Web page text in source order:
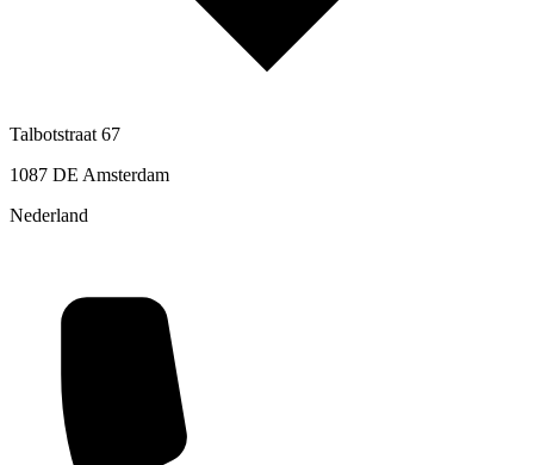
Talbotstraat 67
1087 DE Amsterdam
Nederland